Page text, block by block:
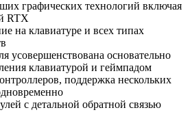
графических технологий включая
RTX
на клавиатуре и всех типах
усовершенствована основательно
клавиатурой и геймпадом
поддержка нескольких
с детальной обратной связью